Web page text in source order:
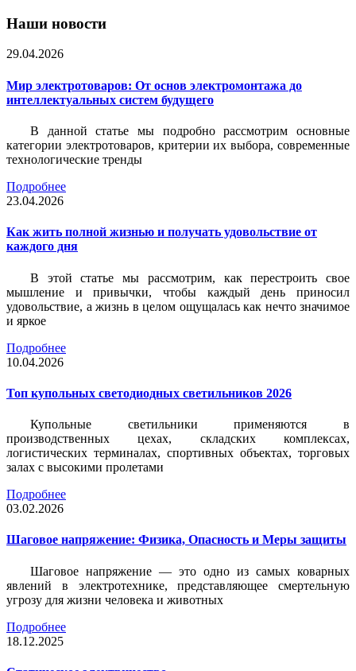
Наши новости
29.04.2026
Мир электротоваров: От основ электромонтажа до
интеллектуальных систем будущего
В данной статье мы подробно рассмотрим основные
категории электротоваров, критерии их выбора, современные
технологические тренды
Подробнее
23.04.2026
Как жить полной жизнью и получать удовольствие от
каждого дня
В этой статье мы рассмотрим, как перестроить свое
мышление и привычки, чтобы каждый день приносил
удовольствие, а жизнь в целом ощущалась как нечто значимое
и яркое
Подробнее
10.04.2026
Топ купольных светодиодных светильников 2026
Купольные светильники применяются в
производственных цехах, складских комплексах,
логистических терминалах, спортивных объектах, торговых
залах с высокими пролетами
Подробнее
03.02.2026
Шаговое напряжение: Физика, Опасность и Меры защиты
Шаговое напряжение — это одно из самых коварных
явлений в электротехнике, представляющее смертельную
угрозу для жизни человека и животных
Подробнее
18.12.2025